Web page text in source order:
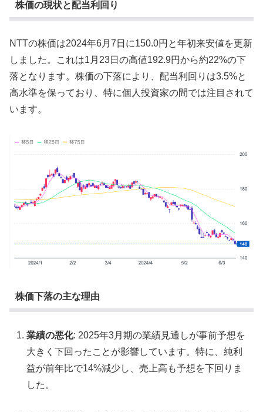
株価の現状と配当利回り
NTTの株価は2024年6月7日に150.0円と年初来安値を更新
しました。これは1月23日の高値192.9円から約22%の下
落となります。株価の下落により、配当利回りは3.5%と
高水準を保っており、特に個人投資家の間では注目されて
います​。
株価下落の主な理由
業績の悪化: 2025年3月期の業績見通しが事前予想を
大きく下回ったことが影響しています。特に、純利
益が前年比で14%減少し、売上高も予想を下回りま
した​。